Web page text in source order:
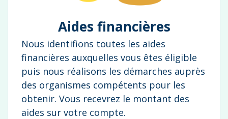
Aides financières
Nous identifions toutes les aides
financières auxquelles vous êtes éligible
puis nous réalisons les démarches auprès
des organismes compétents pour les
obtenir. Vous recevrez le montant des
aides sur votre compte.